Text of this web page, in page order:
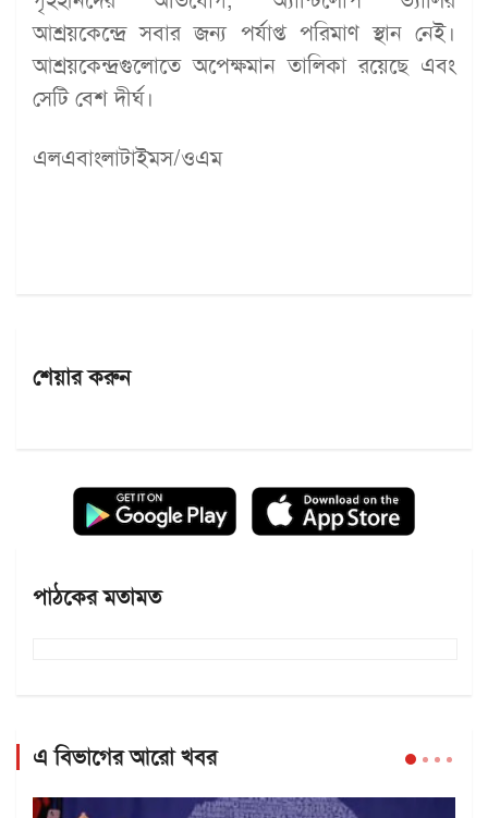
আশ্রয়কেন্দ্রে সবার জন্য পর্যাপ্ত পরিমাণ স্থান নেই।
আশ্রয়কেন্দ্রগুলোতে অপেক্ষমান তালিকা রয়েছে এবং
সেটি বেশ দীর্ঘ।
এলএবাংলাটাইমস/ওএম
শেয়ার করুন
পাঠকের মতামত
এ বিভাগের আরো খবর